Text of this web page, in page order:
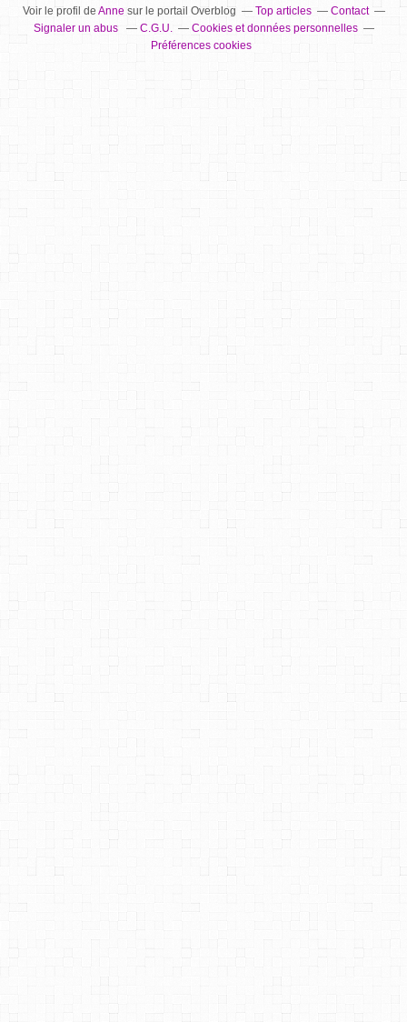
Voir le profil de Annesur le portail Overblog Top articles
Contact
Signaler un abus
C.G.U.
Cookies et données personnelles
Préférences cookies